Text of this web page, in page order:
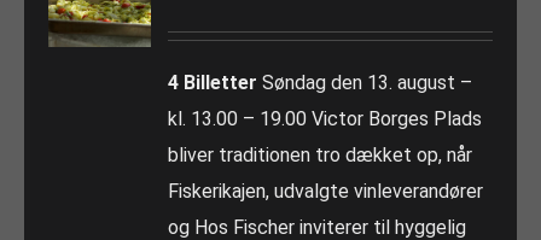
4 Billetter Søndag den 13. august –
kl. 13.00 – 19.00 Victor Borges Plads
bliver traditionen tro dækket op, når
Fiskerikajen, udvalgte vinleverandører
og Hos Fischer inviterer til hyggelig